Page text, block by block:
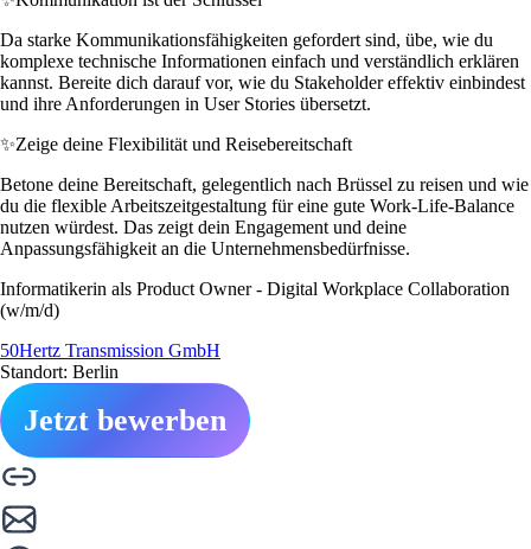
Da starke Kommunikationsfähigkeiten gefordert sind, übe, wie du
komplexe technische Informationen einfach und verständlich erklären
kannst. Bereite dich darauf vor, wie du Stakeholder effektiv einbindest
und ihre Anforderungen in User Stories übersetzt.
✨Zeige deine Flexibilität und Reisebereitschaft
Betone deine Bereitschaft, gelegentlich nach Brüssel zu reisen und wie
du die flexible Arbeitszeitgestaltung für eine gute Work-Life-Balance
nutzen würdest. Das zeigt dein Engagement und deine
Anpassungsfähigkeit an die Unternehmensbedürfnisse.
Informatikerin als Product Owner - Digital Workplace Collaboration
(w/m/d)
50Hertz Transmission GmbH
Standort: Berlin
Jetzt bewerben